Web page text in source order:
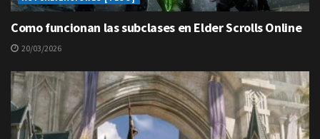
Como funcionan las subclases en Elder Scrolls Online
20/03/2026